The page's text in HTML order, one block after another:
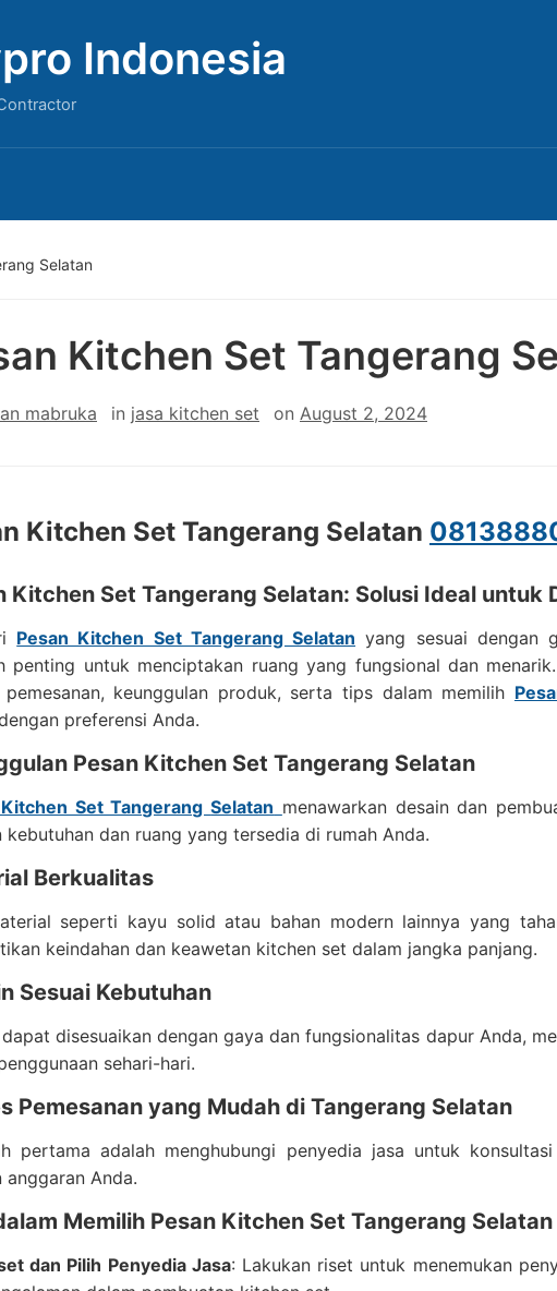
Indonesia
Selatan
Kitchen Set Tangerang
mabruka in jasa kitchen set on August 2, 2024
Kitchen Set Tangerang Selatan
Kitchen Set Tangerang Selatan: Solusi Ideal untuk
Pesan Kitchen Set Tangerang Selatan yang sesuai dengan
penting untuk menciptakan ruang yang fungsional dan
pemesanan, keunggulan produk, serta tips dalam memilih
preferensi Anda.
Pesan Kitchen Set Tangerang Selatan
Set TangerangSelatan menawarkan desain dan
kebutuhan dan ruang yang tersedia di rumah Anda.
Berkualitas
seperti kayu solid atau bahan modern lainnya yang
keindahan dan keawetan kitchen set dalam jangka panjang.
Sesuai Kebutuhan
disesuaikan dengan gaya dan fungsionalitas dapur Anda,
sehari-hari.
Pemesanan yang Mudah di Tangerang Selatan
pertama adalah menghubungi penyedia jasa untuk
anggaran Anda.
Memilih Pesan Kitchen Set Tangerang Selatan
dan Pilih Penyedia Jasa: Lakukan riset untuk menemukan